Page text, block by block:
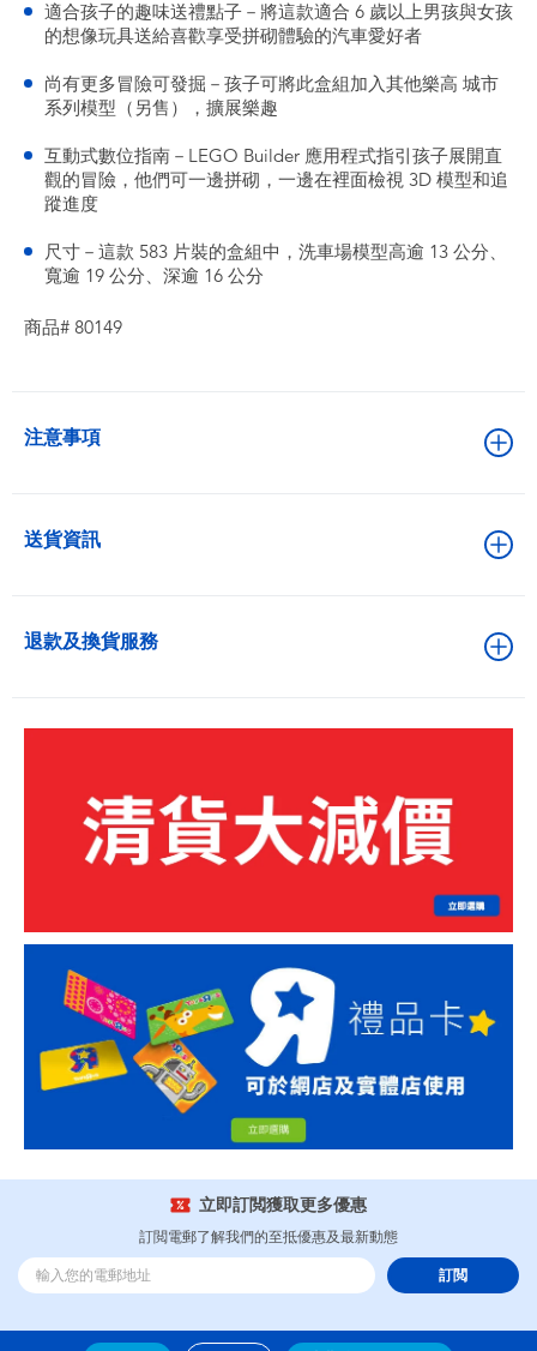
適合孩子的趣味送禮點子－將這款適合 6 歲以上男孩與女孩
的想像玩具送給喜歡享受拼砌體驗的汽車愛好者
尚有更多冒險可發掘－孩子可將此盒組加入其他樂高 城市
系列模型（另售），擴展樂趣
互動式數位指南－LEGO Builder 應用程式指引孩子展開直
觀的冒險，他們可一邊拼砌，一邊在裡面檢視 3D 模型和追
蹤進度
尺寸－這款 583 片裝的盒組中，洗車場模型高逾 13 公分、
寬逾 19 公分、深逾 16 公分
商品# 80149
注意事項
送貨資訊
退款及換貨服務
立即訂閲獲取更多優惠
訂閲電郵了解我們的至抵優惠及最新動態
訂閲